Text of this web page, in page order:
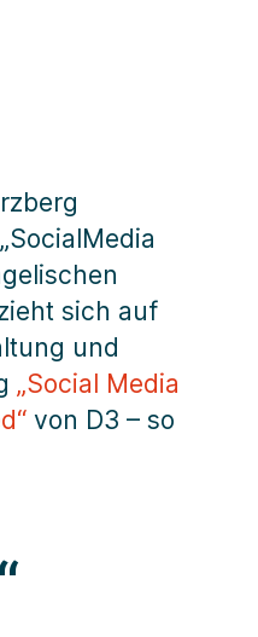
sich auf
und
„Social Media
von D3 – so